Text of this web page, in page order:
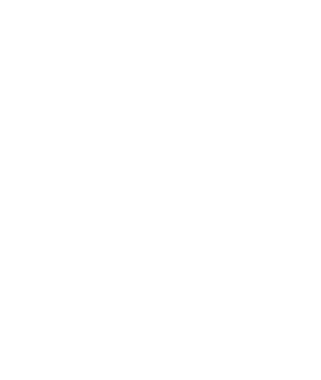
CBR1000RRR Rebel1100 500 250
AfricaTwin
松阪】
】